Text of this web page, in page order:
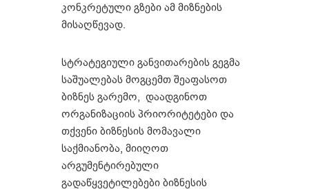
კონკრეტული გზები ამ მიზნების
მისაღწევად.
სტრატეგიული განვითარების გეგმა
საშუალებას მოგცემთ შეაფასოთ
ბიზნეს გარემო, დაადგინოთ
ორგანიზაციის პრიორიტეტები და
თქვენი ბიზნესის მომავალი
საქმიანობა, მიიღოთ
არგუმენტირებული
გადაწყვეტილებები ბიზნესის